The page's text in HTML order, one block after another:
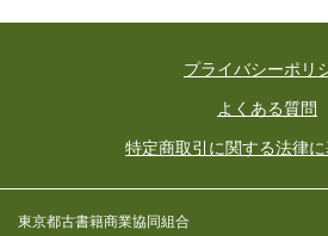
プライバシーポリ
よくある質問
特定商取引に関する法律
東京都古書籍商業協同組合